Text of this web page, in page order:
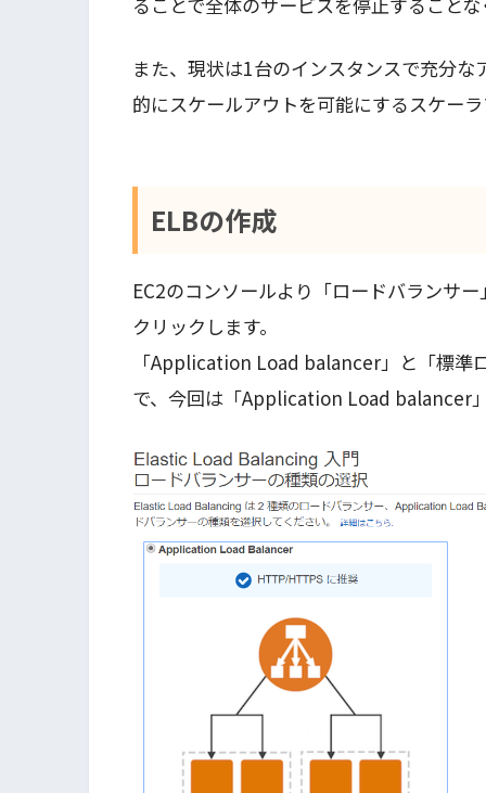
また、現状は1台のインスタンスで充分
的にスケールアウトを可能にするスケー
ELBの作成
EC2のコンソールより「ロードバランサ
クリックします。
「Application Load balancer」と「標準
で、今回は「Application Load balancer